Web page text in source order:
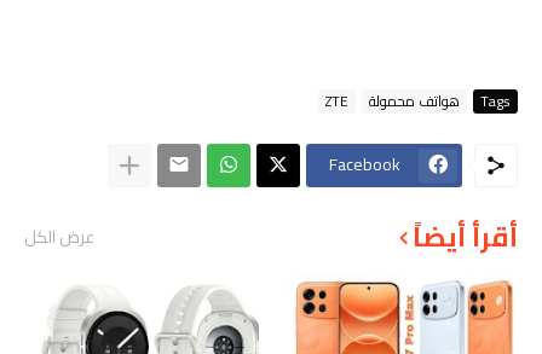
Tags هواتف محمولة ZTE
Facebook
أقرأ أيضاً عرض الكل